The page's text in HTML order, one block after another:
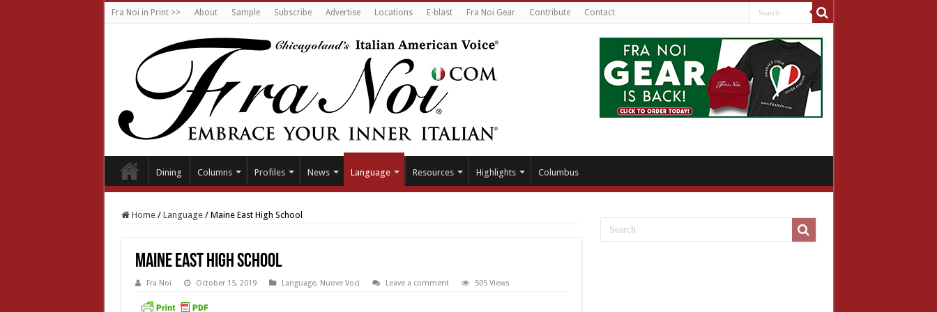
Fra Noi in Print >> About Sample Subscribe Advertise Locations E-blast Fra Noi Gear Contribute Contact
Dining Columns Profiles News Language Resources Highlights Columbus
Home / Language / Maine East High School
Maine East High School
Fra Noi October 15, 2019 Language, Nuove Voci Leave a comment 505 Views